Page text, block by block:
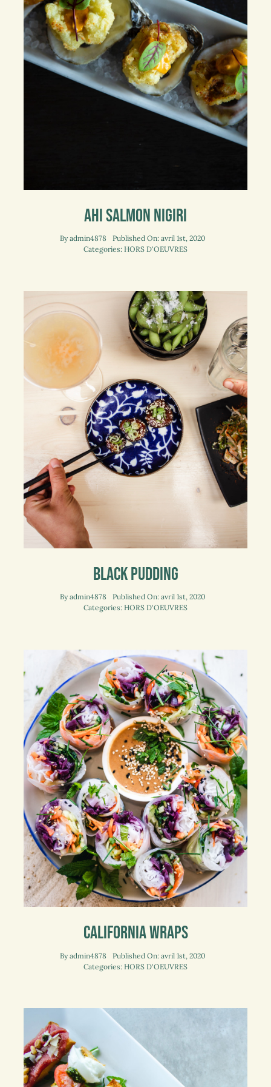
Ahi Salmon Nigiri
Byadmin4878
Published On: avril 1st, 2020
Categories: HORS D'OEUVRES
Black Pudding
Byadmin4878
Published On: avril 1st, 2020
Categories: HORS D'OEUVRES
California Wraps
Byadmin4878
Published On: avril 1st, 2020
Categories: HORS D'OEUVRES